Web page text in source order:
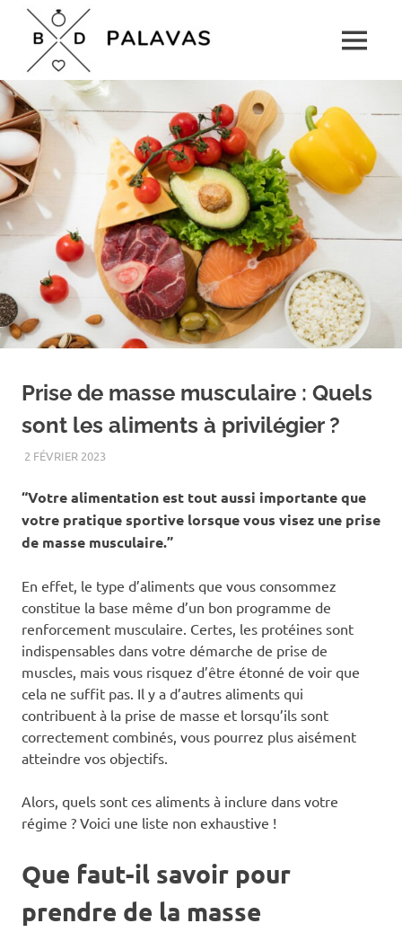
content
Boulevard
rendez-
vous
détente
pour
toute
la
famille
MENU
Prise de masse musculaire : Quels
sont les aliments à privilégier ?
2 FÉVRIER 2023BIEN-ÊTRE
“Votre alimentation est tout aussi importante que
votre pratique sportive lorsque vous visez une prise
de masse musculaire.”
En effet, le type d’aliments que vous consommez
constitue la base même d’un bon programme de
renforcement musculaire. Certes, les protéines sont
indispensables dans votre démarche de prise de
muscles, mais vous risquez d’être étonné de voir que
cela ne suffit pas. Il y a d’autres aliments qui
contribuent à la prise de masse et lorsqu’ils sont
correctement combinés, vous pourrez plus aisément
atteindre vos objectifs.
Alors, quels sont ces aliments à inclure dans votre
régime ? Voici une liste non exhaustive !
Que faut-il savoir pour
prendre de la masse